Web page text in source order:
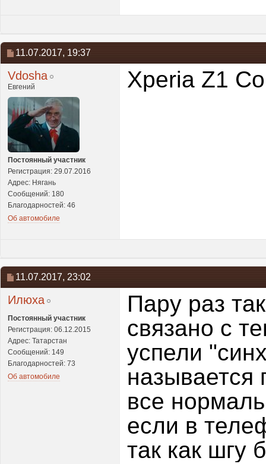
11.07.2017, 19:37
Vdosha
Евгений
Постоянный участник
Регистрация: 29.07.2016
Адрес: Нягань
Сообщений: 180
Благодарностей: 46
Об автомобиле
Xperia Z1
11.07.2017, 23:02
Илюха
Постоянный участник
Регистрация: 06.12.2015
Адрес: Татарстан
Сообщений: 149
Благодарностей: 73
Об автомобиле
Пару раз
связано с
успели
называется
все
если в
так как шгу